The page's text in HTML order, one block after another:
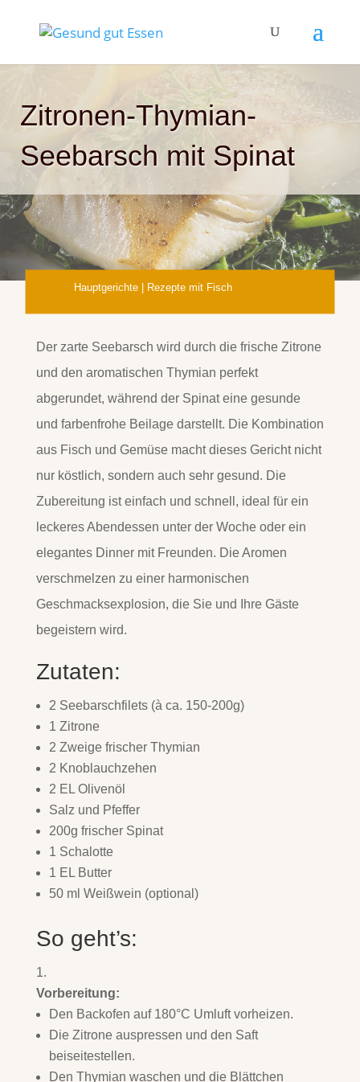
Zitronen-Thymian-
Seebarsch mit Spinat
Hauptgerichte| Rezepte mit Fisch
Der zarte Seebarsch wird durch die frische Zitrone
und den aromatischen Thymian perfekt
abgerundet, während der Spinat eine gesunde
und farbenfrohe Beilage darstellt. Die Kombination
aus Fisch und Gemüse macht dieses Gericht nicht
nur köstlich, sondern auch sehr gesund. Die
Zubereitung ist einfach und schnell, ideal für ein
leckeres Abendessen unter der Woche oder ein
elegantes Dinner mit Freunden. Die Aromen
verschmelzen zu einer harmonischen
Geschmacksexplosion, die Sie und Ihre Gäste
begeistern wird.
Zutaten:
2 Seebarschfilets (à ca. 150-200g)
1 Zitrone
2 Zweige frischer Thymian
2 Knoblauchzehen
2 EL Olivenöl
Salz und Pfeffer
200g frischer Spinat
1 Schalotte
1 EL Butter
50 ml Weißwein (optional)
So geht’s:
Vorbereitung:
Den Backofen auf 180°C Umluft vorheizen.
Die Zitrone auspressen und den Saft
beiseitestellen.
Den Thymian waschen und die Blättchen